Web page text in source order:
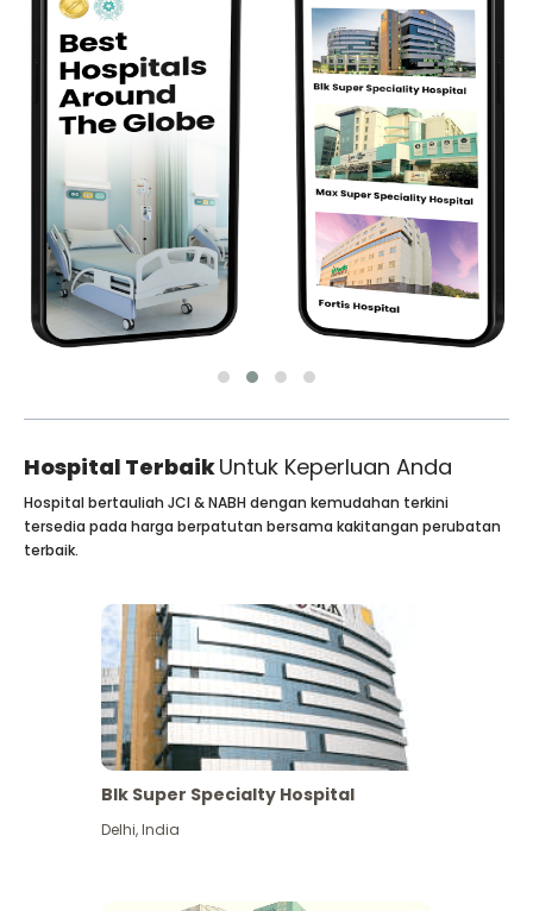
Hospital TerbaikUntuk Keperluan Anda
Hospital bertauliah JCI & NABH dengan kemudahan terkini
tersedia pada harga berpatutan bersama kakitangan perubatan
terbaik.
Blk Super Specialty Hospital
Delhi,India